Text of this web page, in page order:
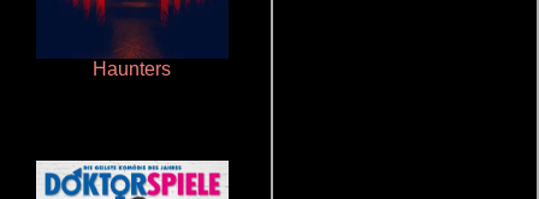
Haunters